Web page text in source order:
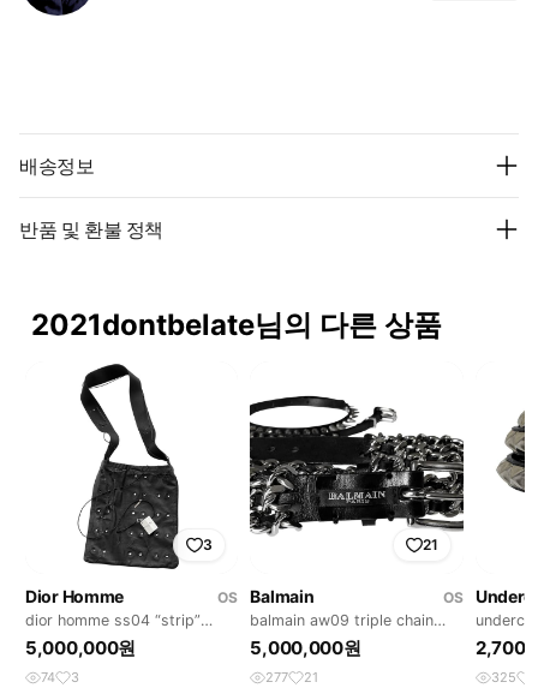
배송정보
반품 및 환불 정책
2021dontbelate님의 다른 상품
3
Dior Homme
OS
dior homme ss04 “strip”
shoulder bag
5,000,000원
74 3
21
Balmain
OS
balmain aw09 triple chain
belt
5,000,000원
277 21
wrap
325